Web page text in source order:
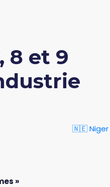
8 et 9
🇳🇪 Niger
»